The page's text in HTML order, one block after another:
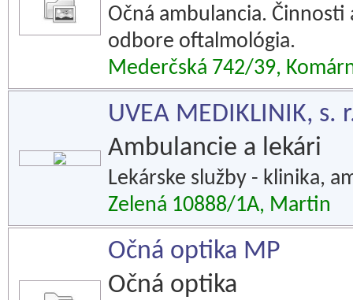
Očná ambulancia.
odbore oftalmológia.
Mederčská 742/39,
UVEA MEDIKLINIK, s.
Ambulancie a lekári
Lekárske služby - klinika,
Zelená 10888/1A, Martin
Očná optika MP
Očná optika